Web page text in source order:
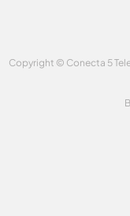
Copyright © Conecta 5